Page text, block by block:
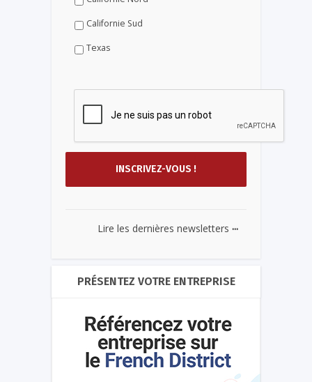
Californie Sud
Texas
Lire les dernières newsletters ...
PRÉSENTEZ VOTRE ENTREPRISE